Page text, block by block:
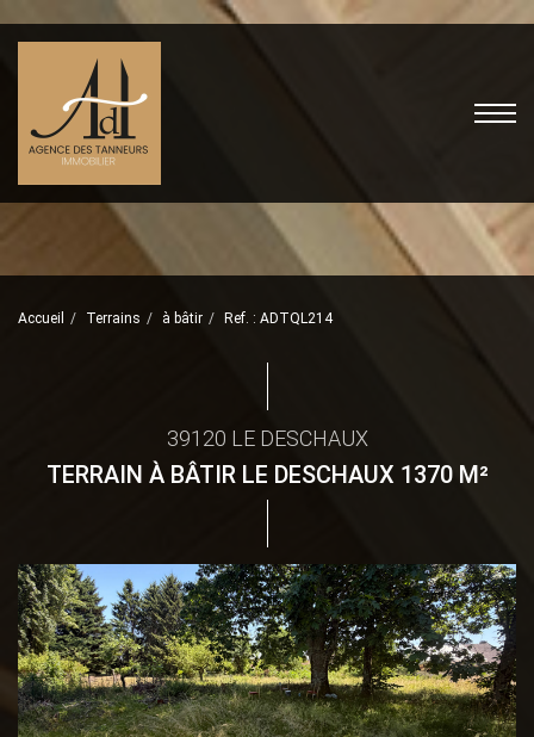
Accueil Terrains à bâtir Ref. : ADTQL214
39120 LE DESCHAUX
TERRAIN À BÂTIR LE DESCHAUX 1370 M²